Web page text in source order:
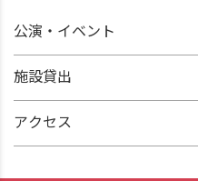
公演・イベント
施設貸出
アクセス